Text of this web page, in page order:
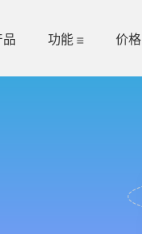
品 功能 价格